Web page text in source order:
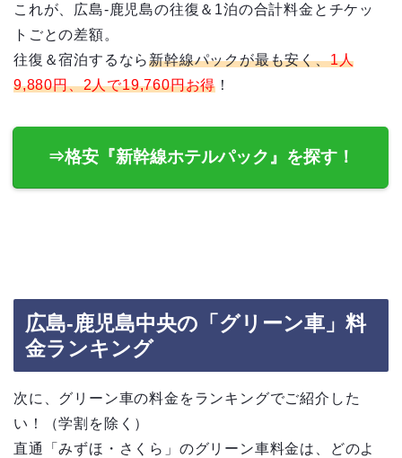
これが、広島-鹿児島の往復＆1泊の合計料金とチケッ
トごとの差額。
往復＆宿泊するなら新幹線パックが最も安く、1人
9,880円、2人で19,760円お得 ！
⇒格安『新幹線ホテルパック』を探す！
広島-鹿児島中央の「グリーン車」料
金ランキング
次に、グリーン車の料金をランキングでご紹介した
い！（学割を除く）
直通「みずほ・さくら」のグリーン車料金は、どのよ